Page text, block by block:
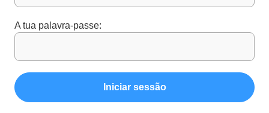
A tua palavra-passe:
Iniciar sessão